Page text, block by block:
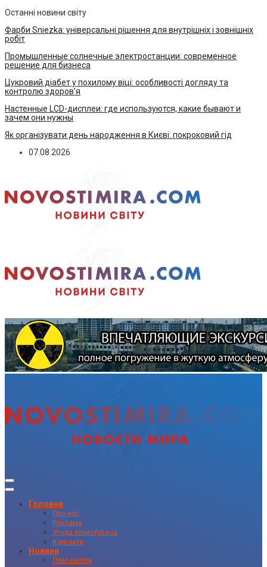
Останні новини світу
Фарби Sniezka: універсальні рішення для внутрішніх і зовнішніх
робіт
Промышленные солнечные электростанции: современное
решение для бизнеса
Цукровий діабет у похилому віці: особливості догляду та
контролю здоров’я
Настенные LCD-дисплеи: где используются, какие бывают и
зачем они нужны
Як організувати день народження в Києві: покроковий гід
07.08.2026
Головна
Про нас
Реклама
Угода користувача
Контакти
Новини
Прес-релізи